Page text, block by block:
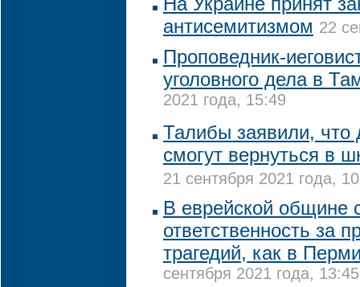
антисемитизмом 22
Проповедник-
уголовного дела в
2021 года, 15:49
Талибы заявили, что
смогут вернуться в
21 сентября 2021 года,
В еврейской общине
ответственность за
трагедий, как в
сентября 2021 года, 13:45